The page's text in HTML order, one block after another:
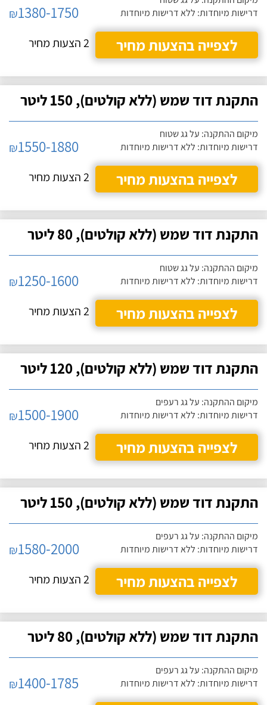
דרישות מיוחדות: ללא דרישות מיוחדות
₪1380-1750
לצפייה בהצעות מחיר
2 הצעות מחיר
התקנת דוד שמש (ללא קולטים), 150 ליטר
מיקום ההתקנה: על גג שטוח
דרישות מיוחדות: ללא דרישות מיוחדות
₪1550-1880
לצפייה בהצעות מחיר
2 הצעות מחיר
התקנת דוד שמש (ללא קולטים), 80 ליטר
מיקום ההתקנה: על גג שטוח
דרישות מיוחדות: ללא דרישות מיוחדות
₪1250-1600
לצפייה בהצעות מחיר
2 הצעות מחיר
התקנת דוד שמש (ללא קולטים), 120 ליטר
מיקום ההתקנה: על גג רעפים
דרישות מיוחדות: ללא דרישות מיוחדות
₪1500-1900
לצפייה בהצעות מחיר
2 הצעות מחיר
התקנת דוד שמש (ללא קולטים), 150 ליטר
מיקום ההתקנה: על גג רעפים
דרישות מיוחדות: ללא דרישות מיוחדות
₪1580-2000
לצפייה בהצעות מחיר
2 הצעות מחיר
התקנת דוד שמש (ללא קולטים), 80 ליטר
מיקום ההתקנה: על גג רעפים
דרישות מיוחדות: ללא דרישות מיוחדות
₪1400-1785